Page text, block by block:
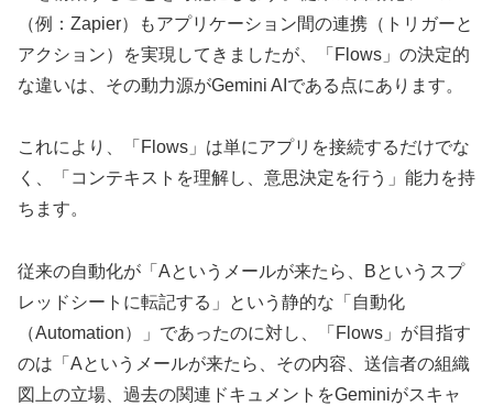
（例：Zapier）もアプリケーション間の連携（トリガーと
アクション）を実現してきましたが、「Flows」の決定的
な違いは、その動力源がGemini AIである点にあります。
これにより、「Flows」は単にアプリを接続するだけでな
く、「コンテキストを理解し、意思決定を行う」能力を持
ちます。
従来の自動化が「Aというメールが来たら、Bというスプ
レッドシートに転記する」という静的な「自動化
（Automation）」であったのに対し、「Flows」が目指す
のは「Aというメールが来たら、その内容、送信者の組織
図上の立場、過去の関連ドキュメントをGeminiがスキャ